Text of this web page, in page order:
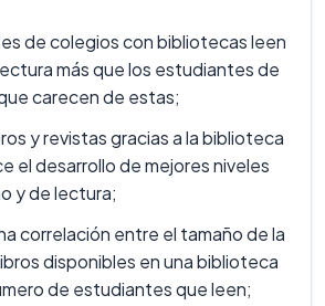
de colegios conbibliotecas leen
más que los estudiantes de
carecen de estas;
y revistas gracias a la biblioteca
el desarrollo de mejores niveles
y de lectura;
correlación entre el tamaño de la
disponibles en una biblioteca
de estudiantes que leen;